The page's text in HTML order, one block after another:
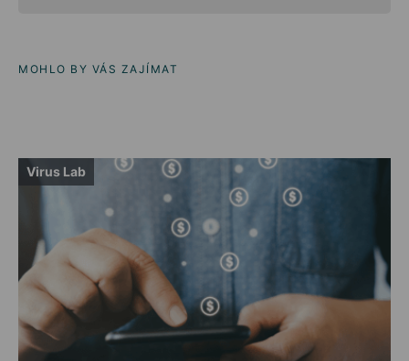
MOHLO BY VÁS ZAJÍMAT
Virus Lab